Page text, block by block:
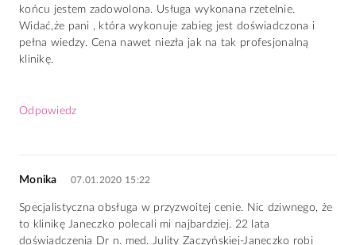
końcu jestem zadowolona. Usługa wykonana rzetelnie.
Widać,że pani , która wykonuje zabieg jest doświadczona i
pełna wiedzy. Cena nawet niezła jak na tak profesjonalną
klinikę.
Odpowiedz
Monika 07.01.2020 15:22
Specjalistyczna obsługa w przyzwoitej cenie. Nic dziwnego, że
to klinikę Janeczko polecali mi najbardziej. 22 lata
doświadczenia Dr n. med. Julity Zaczyńskiej-Janeczko robi